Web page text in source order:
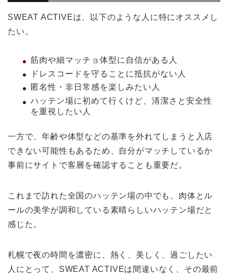
SWEAT ACTIVEは、以下のような人に特にオススメし
たい。
筋肉や細マッチョ体型に自信がある人
ドレスコードを守ることに抵抗がない人
匿名性・非日常感を楽しみたい人
ハッテン場に初めて行くけど、清潔さと安全性
を重視したい人
一方で、年齢や体型などの基準を外れてしまうと入店
できない可能性もあるため、自分がマッチしているか
事前にサイトで客層を確認することも重要だ。
これまで訪れた全国のハッテン場の中でも、肉体とル
ールの美学が調和している素晴らしいハッテン場だと
感じた。
札幌で夜の時間を濃密に、熱く、美しく、過ごしたい
人にとって、SWEAT ACTIVEは間違いなく、その最前